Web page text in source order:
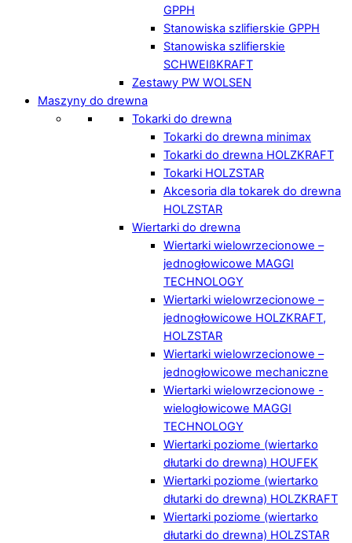
GPPH
Stanowiska szlifierskie GPPH
Stanowiska szlifierskie
SCHWEIßKRAFT
Zestawy PW WOLSEN
Maszyny do drewna
Tokarki do drewna
Tokarki do drewna minimax
Tokarki do drewna HOLZKRAFT
Tokarki HOLZSTAR
Akcesoria dla tokarek do drewna
HOLZSTAR
Wiertarki do drewna
Wiertarki wielowrzecionowe –
jednogłowicowe MAGGI
TECHNOLOGY
Wiertarki wielowrzecionowe –
jednogłowicowe HOLZKRAFT,
HOLZSTAR
Wiertarki wielowrzecionowe –
jednogłowicowe mechaniczne
Wiertarki wielowrzecionowe -
wielogłowicowe MAGGI
TECHNOLOGY
Wiertarki poziome (wiertarko
dłutarki do drewna) HOUFEK
Wiertarki poziome (wiertarko
dłutarki do drewna) HOLZKRAFT
Wiertarki poziome (wiertarko
dłutarki do drewna) HOLZSTAR